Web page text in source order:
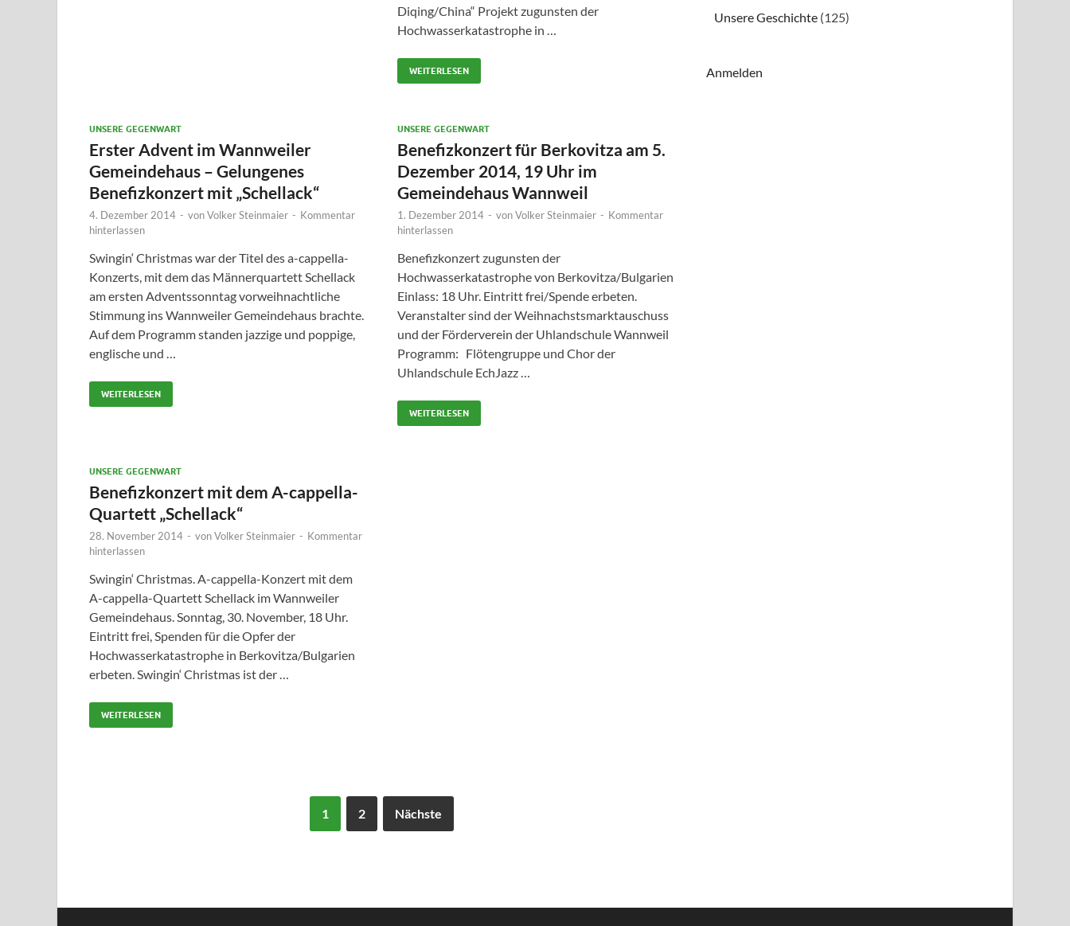
Diqing/China“ Projekt zugunsten der
Hochwasserkatastrophe in …
WEITERLESEN
UNSERE GEGENWART
Erster Advent im Wannweiler
Gemeindehaus – Gelungenes
Benefizkonzert mit „Schellack“
4. Dezember 2014 - vonVolker Steinmaier - Kommentar
hinterlassen
Swingin‘ Christmas war der Titel des a-cappella-
Konzerts, mit dem das Männerquartett Schellack
am ersten Adventssonntag vorweihnachtliche
Stimmung ins Wannweiler Gemeindehaus brachte.
Auf dem Programm standen jazzige und poppige,
englische und …
WEITERLESEN
UNSERE GEGENWART
Benefizkonzert für Berkovitza am 5.
Dezember 2014, 19 Uhr im
Gemeindehaus Wannweil
1. Dezember 2014 - vonVolker Steinmaier - Kommentar
hinterlassen
Benefizkonzert zugunsten der
Hochwasserkatastrophe von Berkovitza/Bulgarien
Einlass: 18 Uhr. Eintritt frei/Spende erbeten.
Veranstalter sind der Weihnachstsmarktauschuss
und der Förderverein der Uhlandschule Wannweil
Programm: Flötengruppe und Chor der
Uhlandschule EchJazz …
WEITERLESEN
UNSERE GEGENWART
Benefizkonzert mit dem A-cappella-
Quartett „Schellack“
28. November 2014 - vonVolker Steinmaier - Kommentar
hinterlassen
Swingin‘ Christmas. A-cappella-Konzert mit dem
A-cappella-Quartett Schellack im Wannweiler
Gemeindehaus. Sonntag, 30. November, 18 Uhr.
Eintritt frei, Spenden für die Opfer der
Hochwasserkatastrophe in Berkovitza/Bulgarien
erbeten. Swingin‘ Christmas ist der …
WEITERLESEN
1 2 Nächste
Unsere Geschichte (125)
Anmelden